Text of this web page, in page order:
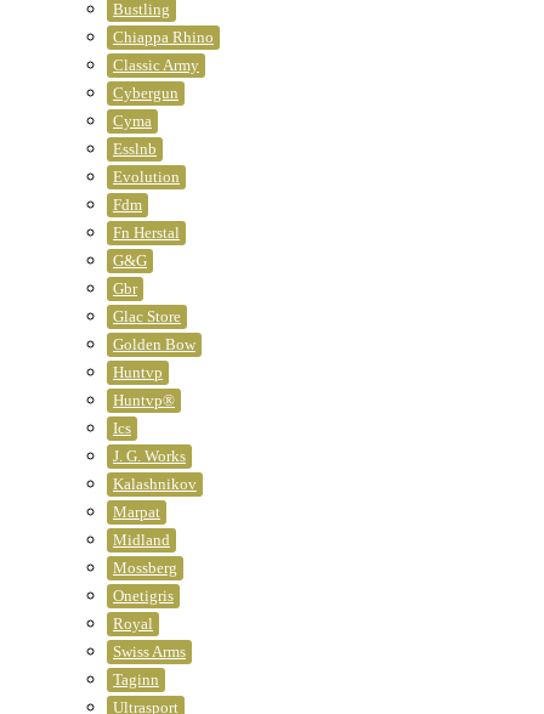
Bustling
Chiappa Rhino
Classic Army
Cybergun
Cyma
Esslnb
Evolution
Fdm
Fn Herstal
G&g
Gbr
Glac Store
Golden Bow
Huntvp
Huntvp®
Ics
J. G. Works
Kalashnikov
Marpat
Midland
Mossberg
Onetigris
Royal
Swiss Arms
Taginn
Ultrasport